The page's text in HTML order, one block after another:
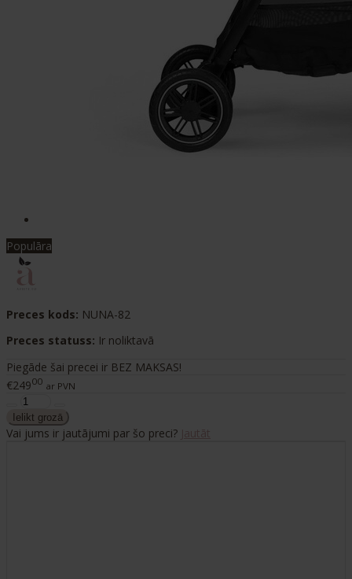
Populāra
Preces kods: NUNA-82
Preces statuss: Ir noliktavā
Piegāde šai precei ir BEZ MAKSAS!
€24900 ar PVN
Vai jums ir jautājumi par šo preci?